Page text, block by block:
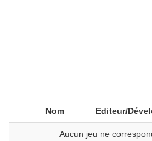
Nom Editeur/
Aucun jeu ne